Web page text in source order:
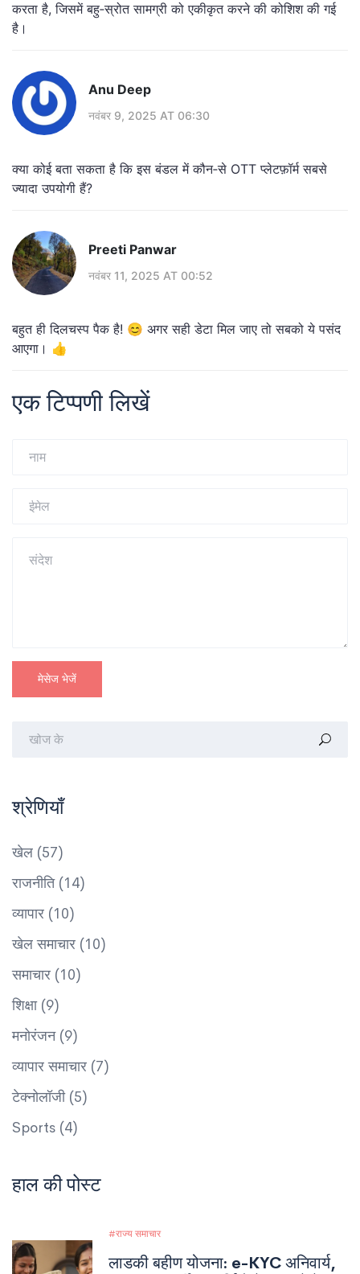
करता है, जिसमें बहु‑स्रोत सामग्री को एकीकृत करने की कोशिश की गई
है।
Anu Deep
नवंबर 9, 2025 AT 06:30
क्या कोई बता सकता है कि इस बंडल में कौन‑से OTT प्लेटफ़ॉर्म सबसे
ज्यादा उपयोगी हैं?
Preeti Panwar
नवंबर 11, 2025 AT 00:52
बहुत ही दिलचस्प पैक है! 😊 अगर सही डेटा मिल जाए तो सबको ये पसंद
आएगा। 👍
एक टिप्पणी लिखें
मेसेज भेजें
श्रेणियाँ
खेल (57)
राजनीति (14)
व्यापार (10)
खेल समाचार (10)
समाचार (10)
शिक्षा (9)
मनोरंजन (9)
व्यापार समाचार (7)
टेक्नोलॉजी (5)
Sports (4)
हाल की पोस्ट
राज्य समाचार
लाडकी बहीण योजना: e-KYC अनिवार्य,